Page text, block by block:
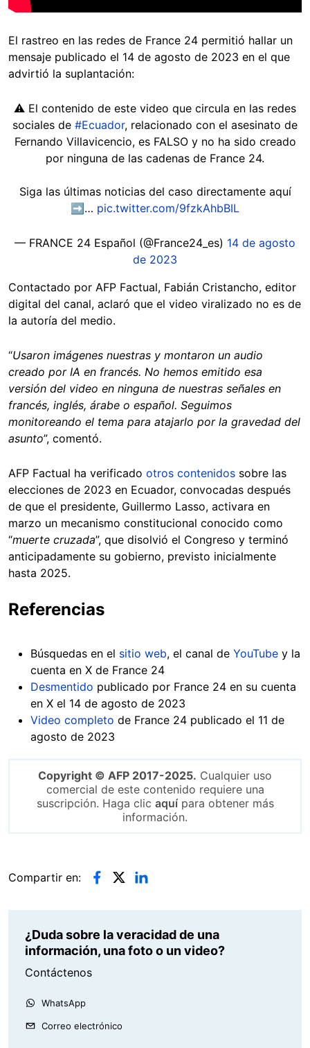
El rastreo en las redes de France 24 permitió hallar un
mensaje publicado el 14 de agosto de 2023 en el que
advirtió la suplantación:
⚠️ El contenido de este video que circula en las redes
sociales de #Ecuador, relacionado con el asesinato de
Fernando Villavicencio, es FALSO y no ha sido creado
por ninguna de las cadenas de France 24.
Siga las últimas noticias del caso directamente aquí
➡️… pic.twitter.com/9fzkAhbBIL
— FRANCE 24 Español (@France24_es) 14 de agosto
de 2023
Contactado por AFP Factual, Fabián Cristancho, editor
digital del canal, aclaró que el video viralizado no es de
la autoría del medio.
“Usaron imágenes nuestras y montaron un audio
creado por IA en francés. No hemos emitido esa
versión del video en ninguna de nuestras señales en
francés, inglés, árabe o español. Seguimos
monitoreando el tema para atajarlo por la gravedad del
asunto”, comentó.
AFP Factual ha verificado otros contenidos sobre las
elecciones de 2023 en Ecuador, convocadas después
de que el presidente, Guillermo Lasso, activara en
marzo un mecanismo constitucional conocido como
“muerte cruzada”, que disolvió el Congreso y terminó
anticipadamente su gobierno, previsto inicialmente
hasta 2025.
Referencias
Búsquedas en el sitio web, el canal de YouTube y la
cuenta en X de France 24
Desmentido publicado por France 24 en su cuenta
en X el 14 de agosto de 2023
Video completo de France 24 publicado el 11 de
agosto de 2023
Copyright © AFP 2017-2025. Cualquier uso
comercial de este contenido requiere una
suscripción. Haga clic aquípara obtener más
información.
Compartir en:
¿Duda sobre la veracidad de una
información, una foto o un video?
Contáctenos
WhatsApp
Correo electrónico